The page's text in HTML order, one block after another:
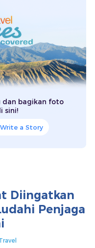
dan bagikan foto
sini!
Write a Story
Diingatkan
Penjaga